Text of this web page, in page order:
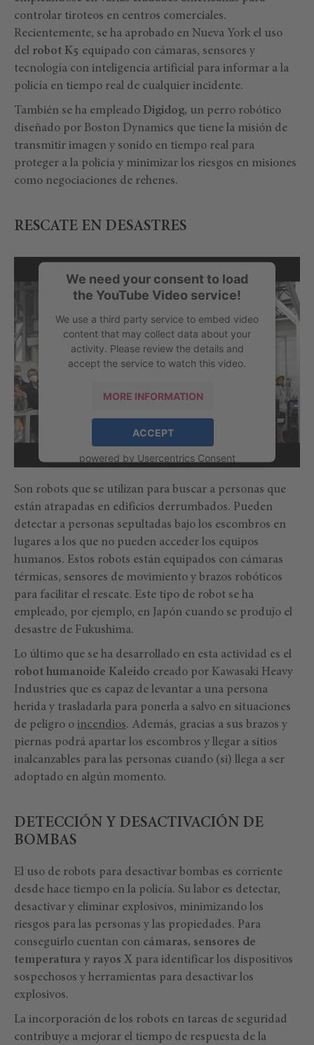
controlar tiroteos en centros comerciales.
Recientemente, se ha aprobado en Nueva York el uso
del robot K5 equipado con cámaras, sensores y
tecnología con inteligencia artificial para informar a la
policía en tiempo real de cualquier incidente.
También se ha empleado Digidog, un perro robótico
diseñado por Boston Dynamics que tiene la misión de
transmitir imagen y sonido en tiempo real para
proteger a la policía y minimizar los riesgos en misiones
como negociaciones de rehenes.
RESCATE EN DESASTRES
We need your consent to load
the YouTube Video service!
We use a third party service to embed video
content that may collect data about your
activity. Please review the details and
accept the service to watch this video.
MORE INFORMATION
ACCEPT
powered by Usercentrics Consent
Son robots que se utilizan para buscar a personas que
están atrapadas en edificios derrumbados. Pueden
detectar a personas sepultadas bajo los escombros en
lugares a los que no pueden acceder los equipos
humanos. Estos robots están equipados con cámaras
térmicas, sensores de movimiento y brazos robóticos
para facilitar el rescate. Este tipo de robot se ha
empleado, por ejemplo, en Japón cuando se produjo el
desastre de Fukushima.
Lo último que se ha desarrollado en esta actividad es el
robot humanoide Kaleido creado por Kawasaki Heavy
Industries que es capaz de levantar a una persona
herida y trasladarla para ponerla a salvo en situaciones
de peligro o incendios. Además, gracias a sus brazos y
piernas podrá apartar los escombros y llegar a sitios
inalcanzables para las personas cuando (si) llega a ser
adoptado en algún momento.
DETECCIÓN Y DESACTIVACIÓN DE
BOMBAS
El uso de robots para desactivar bombas es corriente
desde hace tiempo en la policía. Su labor es detectar,
desactivar y eliminar explosivos, minimizando los
riesgos para las personas y las propiedades. Para
conseguirlo cuentan con cámaras, sensores de
temperatura y rayos X para identificar los dispositivos
sospechosos y herramientas para desactivar los
explosivos.
La incorporación de los robots en tareas de seguridad
contribuye a mejorar el tiempo de respuesta de la